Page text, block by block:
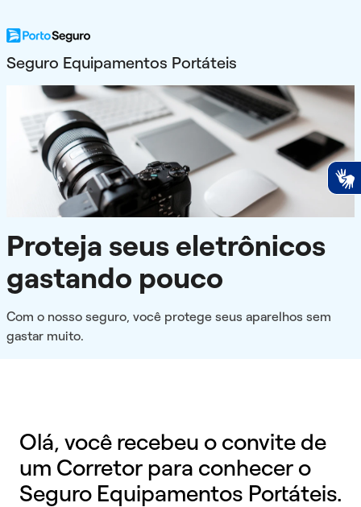
Seguro Equipamentos Portáteis
Proteja seus eletrônicos
gastando pouco
Com o nosso seguro, você protege seus aparelhos sem
gastar muito.
Olá, você recebeu o convite de
um Corretor para conhecer o
Seguro Equipamentos Portáteis.